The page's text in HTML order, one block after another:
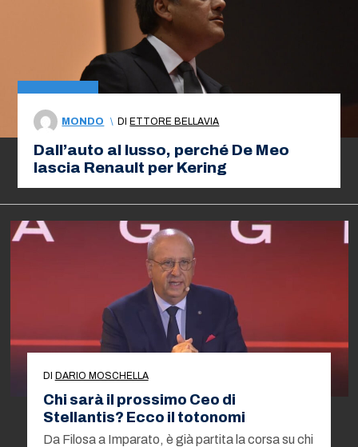
MONDO \ DIETTORE BELLAVIA
Dall’auto al lusso, perché De Meo
lascia Renault per Kering
DI DARIO MOSCHELLA
Chi sarà il prossimo Ceo di
Stellantis? Ecco il totonomi
Da Filosa a Imparato, è già partita la corsa su chi